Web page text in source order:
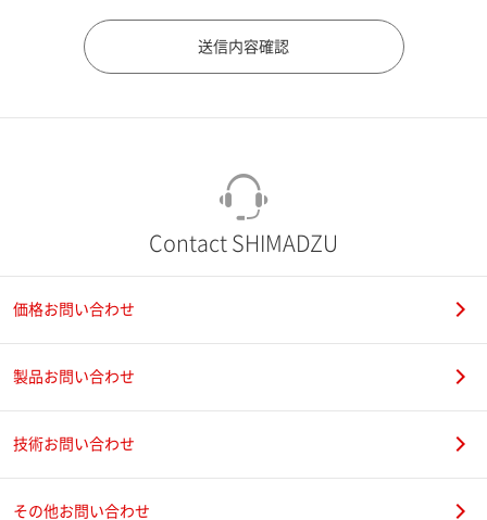
Contact SHIMADZU
価格お問い合わせ
製品お問い合わせ
技術お問い合わせ
その他お問い合わせ